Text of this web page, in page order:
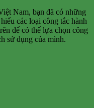
Nam, bạn đã có những
các loại công tắc hành
để có thể lựa chọn công
sử dụng của mình.